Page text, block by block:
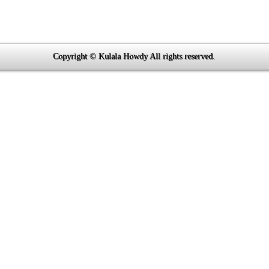
Copyright © Kulala Howdy All rights reserved.